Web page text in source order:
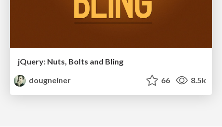
jQuery: Nuts, Bolts and Bling
dougneiner
66 8.5k